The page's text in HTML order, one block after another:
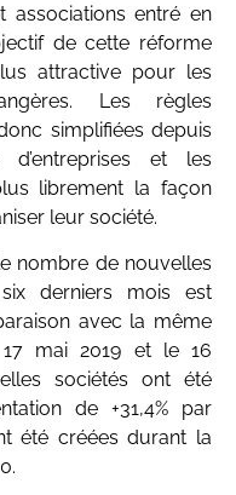
associations entré en
de cette réforme
attractive pour les
Les règles
simplifiées depuis
et les
librement la façon
leur société.
nombre de nouvelles
derniers mois est
avec la même
17 mai 2019 et le 16
sociétés ont été
de +31,4% par
été créées durant la